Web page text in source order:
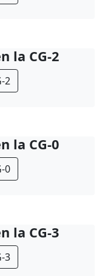
la CG-2
2
la CG-0
0
la CG-3
3